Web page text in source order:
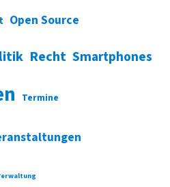
Open Source
Recht Smartphones
Termine